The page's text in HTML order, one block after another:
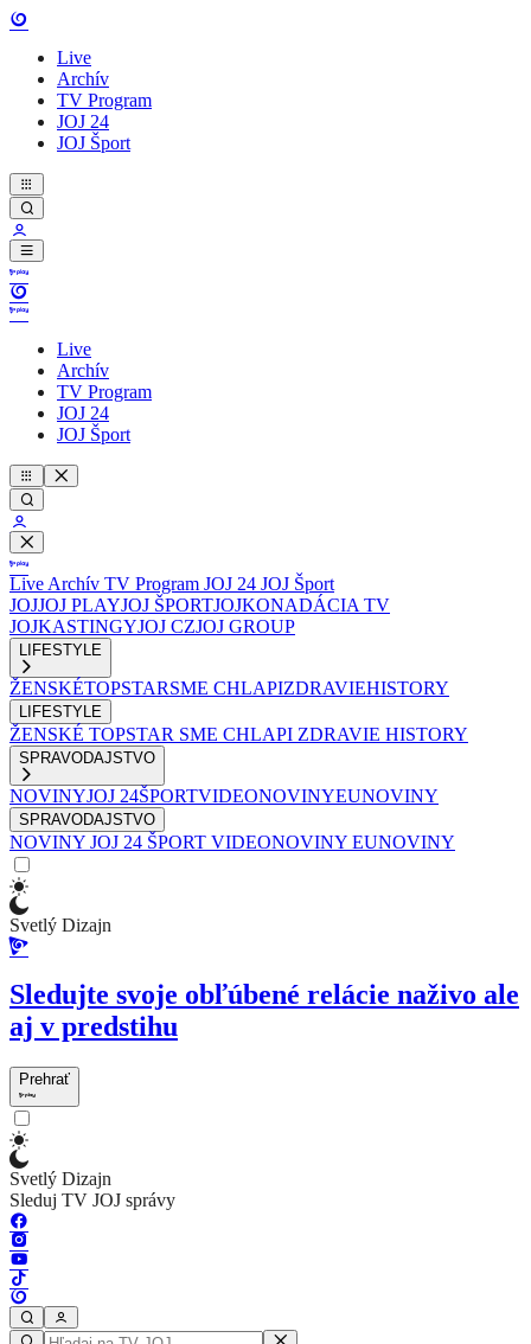
Live
Archív
TV Program
JOJ 24
JOJ Šport
Live
Archív
TV Program
JOJ 24
JOJ Šport
Live Archív TV Program JOJ 24 JOJ Šport
JOJJOJ PLAYJOJ ŠPORTJOJKONADÁCIA TV
JOJKASTINGYJOJ CZJOJ GROUP
LIFESTYLE
ŽENSKÉTOPSTARSME CHLAPIZDRAVIEHISTORY
LIFESTYLE
ŽENSKÉ TOPSTAR SME CHLAPI ZDRAVIE HISTORY
SPRAVODAJSTVO
NOVINYJOJ 24ŠPORTVIDEONOVINYEUNOVINY
SPRAVODAJSTVO
NOVINY JOJ 24 ŠPORT VIDEONOVINY EUNOVINY
Svetlý Dizajn
Sledujte svoje obľúbené relácie naživo ale
aj v predstihu
Prehrať
Svetlý Dizajn
Sleduj TV JOJ správy